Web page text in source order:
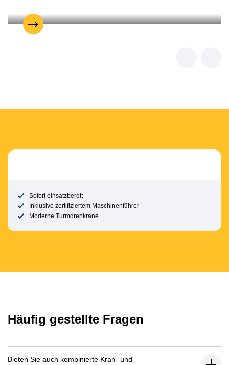
Sofort einsatzbereit
Inklusive zertifiziertem Maschinenführer
Moderne Turmdrehkrane
Häufig gestellte Fragen
Bieten Sie auch kombinierte Kran- und